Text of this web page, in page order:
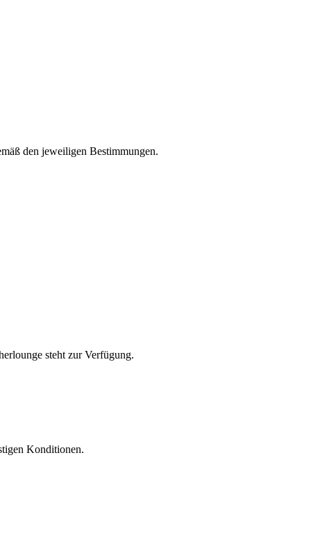
den jeweiligen Bestimmungen.
steht zur Verfügung.
Konditionen.